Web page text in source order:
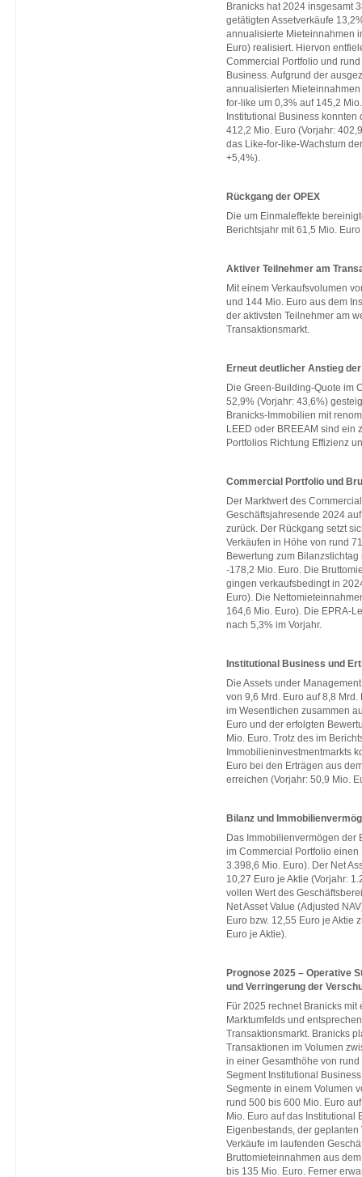
Branicks hat 2024 insgesamt
getätigten Assetverkäufe
annualisierte Mieteinnahmen
Euro) realisiert. Hiervon
Commercial Portfolio und
Business. Aufgrund der
annualisierten
for-like um 0,3% auf 145,2
Institutional Business
412,2 Mio. Euro (Vorjahr:
das Like-for-like-Wachstum
+5,4%).
Rückgang der OPEX
Die um Einmaleffekte
Berichtsjahr mit 61,5 Mio.
Aktiver Teilnehmer am
Mit einem Verkaufsvolumen
und 144 Mio. Euro aus dem
der aktivsten Teilnehmer am
Transaktionsmarkt.
Erneut deutlicher Anstieg
Die Green-Building-Quote im
52,9% (Vorjahr: 43,6%)
Branicks-Immobilien mit
LEED oder BREEAM sind ein
Portfolios Richtung Effizienz
Commercial Portfolio und
Der Marktwert des
Geschäftsjahresende 2024
zurück. Der Rückgang setzt
Verkäufen in Höhe von rund
Bewertung zum
-178,2 Mio. Euro. Die
gingen verkaufsbedingt in
Euro). Die
164,6 Mio. Euro). Die EPRA-
nach 5,3% im Vorjahr.
Institutional Business und
Die Assets under
von 9,6 Mrd. Euro auf 8,8
im Wesentlichen zusammen
Euro und der erfolgten
Mio. Euro. Trotz des im
Immobilieninvestmentmarkts
Euro bei den Erträgen aus
erreichen (Vorjahr: 50,9 Mio.
Bilanz und
Das Immobilienvermögen der
im Commercial Portfolio
3.398,6 Mio. Euro). Der Net
10,27 Euro je Aktie (Vorjahr:
vollen Wert des
Net Asset Value (Adjusted
Euro bzw. 12,55 Euro je Aktie
Euro je Aktie).
Prognose 2025 – Operative
und Verringerung der
Für 2025 rechnet Branicks
Marktumfelds und
Transaktionsmarkt. Branicks
Transaktionen im Volumen
in einer Gesamthöhe von
Segment Institutional
Segmente in einem Volumen
rund 500 bis 600 Mio. Euro
Mio. Euro auf das Institutional
Eigenbestands, der
Verkäufe im laufenden
Bruttomieteinnahmen aus
bis 135 Mio. Euro. Ferner